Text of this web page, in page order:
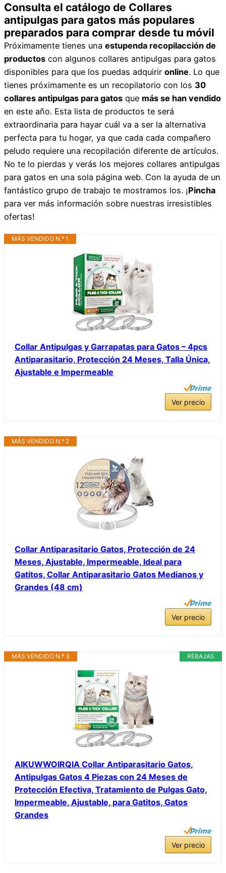
Consulta el catálogo de Collares
antipulgas para gatos más populares
preparados para comprar desde tu móvil
Próximamente tienes una estupenda recopilacción de
productos con algunos collares antipulgas para gatos
disponibles para que los puedas adquirir online. Lo que
tienes próximamente es un recopilatorio con los 30
collares antipulgas para gatos que más se han vendido
en este año. Esta lista de productos te será
extraordinaria para hayar cuál va a ser la alternativa
perfecta para tu hogar, ya que cada cada compañero
peludo requiere una recopilación diferente de artículos.
No te lo pierdas y verás los mejores collares antipulgas
para gatos en una sola página web. Con la ayuda de un
fantástico grupo de trabajo te mostramos los. ¡Pincha
para ver más información sobre nuestras irresistibles
ofertas!
MÁS VENDIDO N.º 1
Collar Antipulgas y Garrapatas para Gatos – 4pcs
Antiparasitario, Protección 24 Meses, Talla Única,
Ajustable e Impermeable
Ver precio
MÁS VENDIDO N.º 2
Collar Antiparasitario Gatos, Protección de 24
Meses, Ajustable, Impermeable, Ideal para
Gatitos, Collar Antiparasitario Gatos Medianos y
Grandes (48 cm)
Ver precio
REBAJAS
MÁS VENDIDO N.º 3
AIKUWWOIRQIA Collar Antiparasitario Gatos,
Antipulgas Gatos 4 Piezas con 24 Meses de
Protección Efectiva, Tratamiento de Pulgas Gato,
Impermeable, Ajustable, para Gatitos, Gatos
Grandes
Ver precio